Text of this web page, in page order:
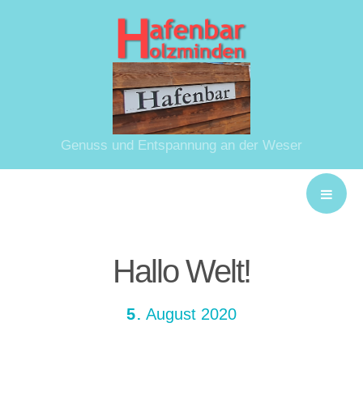
Genuss und Entspannung an der Weser
Hallo Welt!
5. August 2020